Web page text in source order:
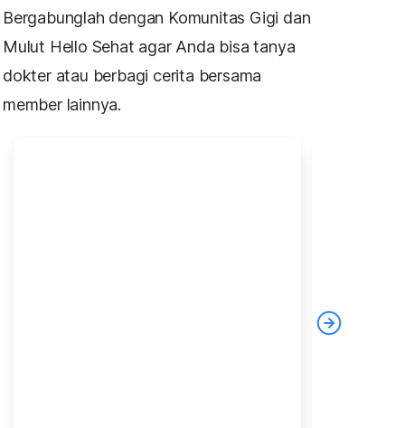
Bergabunglah dengan Komunitas Gigi dan
Mulut Hello Sehat agar Anda bisa tanya
dokter atau berbagi cerita bersama
member lainnya.